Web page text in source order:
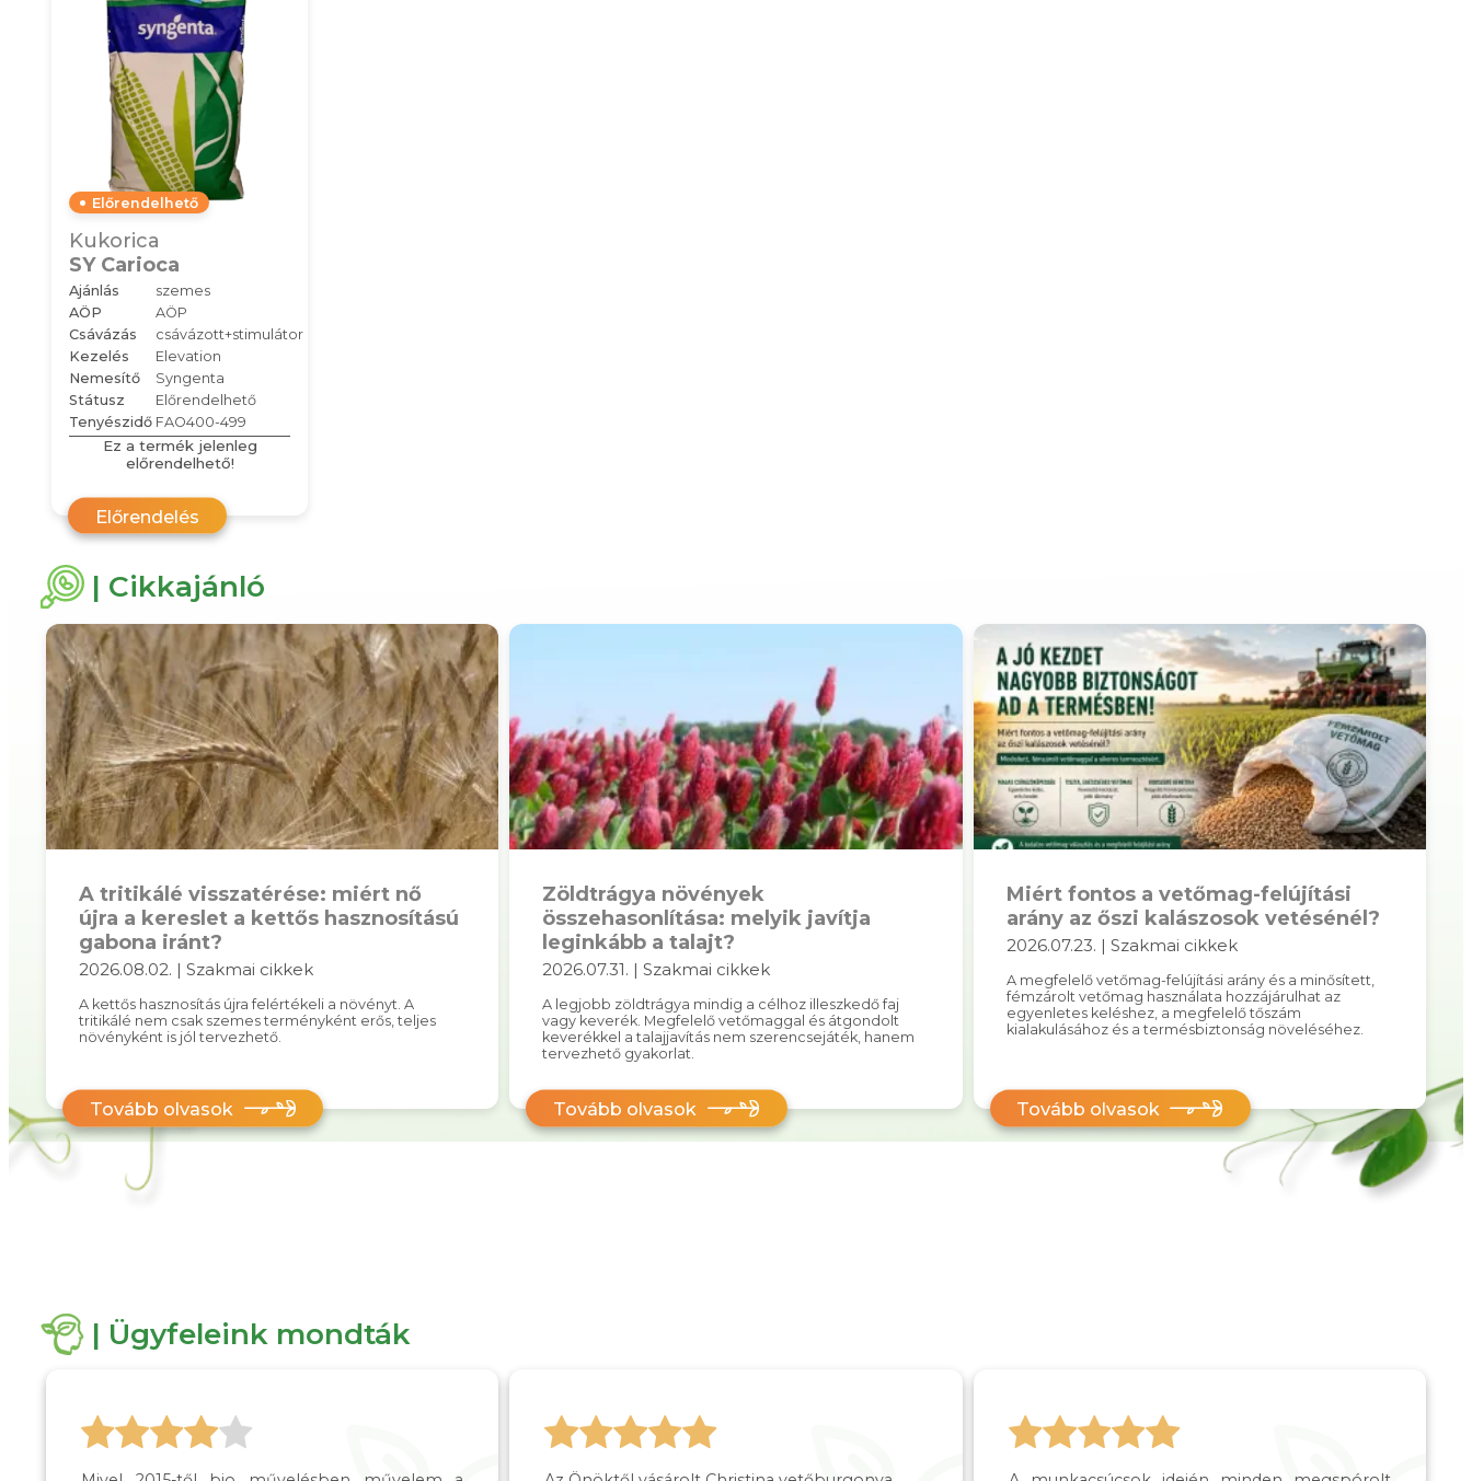
Előrendelhető
Kukorica
SY Carioca
Ajánlás
szemes
AÖP
AÖP
Csávázás
csávázott+stimulátor
Kezelés
Elevation
Nemesítő
Syngenta
Státusz
Előrendelhető
Tenyészidő FAO400-499
Ez a termék jelenleg
előrendelhető!
Előrendelés
| Cikkajánló
A tritikálé visszatérése: miért nő
újra a kereslet a kettős hasznosítású
gabona iránt?
2026.08.02. | Szakmai cikkek
A kettős hasznosítás újra felértékeli a növényt. A
tritikálé nem csak szemes terményként erős, teljes
növényként is jól tervezhető.
Tovább olvasok
Zöldtrágya növények
összehasonlítása: melyik javítja
leginkább a talajt?
2026.07.31. | Szakmai cikkek
A legjobb zöldtrágya mindig a célhoz illeszkedő faj
vagy keverék. Megfelelő vetőmaggal és átgondolt
keverékkel a talajjavítás nem szerencsejáték, hanem
tervezhető gyakorlat.
Tovább olvasok
Miért fontos a vetőmag-felújítási
arány az őszi kalászosok vetésénél?
2026.07.23. | Szakmai cikkek
A megfelelő vetőmag-felújítási arány és a minősített,
fémzárolt vetőmag használata hozzájárulhat az
egyenletes keléshez, a megfelelő tőszám
kialakulásához és a termésbiztonság növeléséhez.
Tovább olvasok
| Ügyfeleink mondták